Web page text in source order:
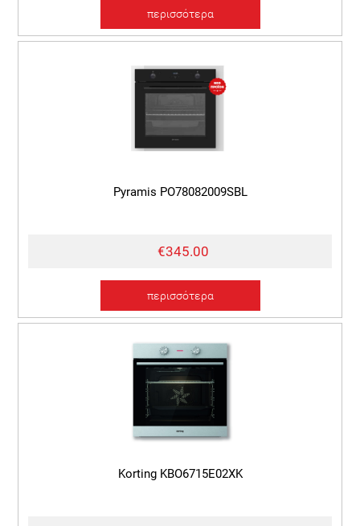
περισσότερα
Pyramis PO78082009SBL
€345.00
περισσότερα
Korting KBO6715E02XK